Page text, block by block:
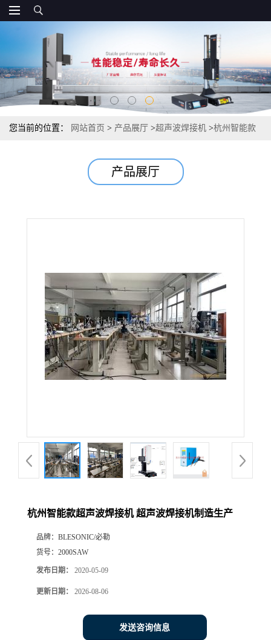
您当前的位置： 网站首页 > 产品展厅 >超声波焊接机 >杭州智能款
产品展厅
杭州智能款超声波焊接机 超声波焊接机制造生产
品牌： BLESONIC/必勒
货号： 2000SAW
发布日期： 2020-05-09
更新日期： 2026-08-06
发送咨询信息